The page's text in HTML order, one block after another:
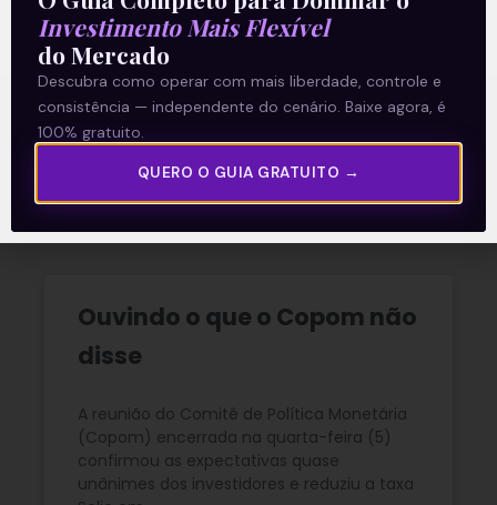
Recomendado para
você
Ouvindo o que o Copom não
disse
A reunião do Comitê de Política Monetária
(Copom) encerrada na quarta-feira (5)
confirmou as expectativas quase
unânimes dos investidores e reduziu a taxa
Investimento Mais Flexível
do Mercado
Descubra como operar com mais liberdade, controle e
consistência — independente do cenário. Baixe agora, é
100% gratuito.
QUERO O GUIA GRATUITO →